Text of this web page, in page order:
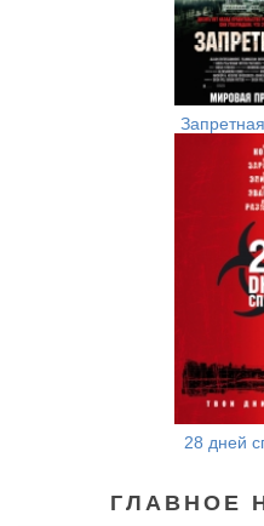
28 дней
ГЛАВНОЕ